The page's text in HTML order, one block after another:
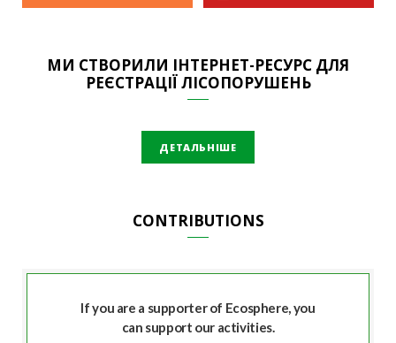
МИ СТВОРИЛИ ІНТЕРНЕТ-РЕСУРС ДЛЯ
РЕЄСТРАЦІЇ ЛІСОПОРУШЕНЬ
ДЕТАЛЬНІШЕ
CONTRIBUTIONS
If you are a supporter of Ecosphere, you
can support our activities.